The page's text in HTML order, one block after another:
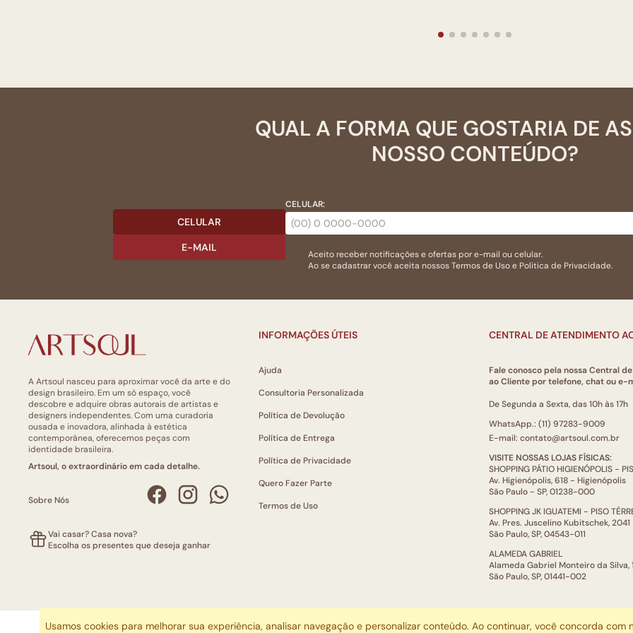
QUAL A FORMA QUE GOSTARIA DE
NOSSO CONTEÚDO?
CELULAR
E-MAIL
CELULAR:
Aceito receber notificações e ofertas por e-mail ou celular.
Ao se cadastrar você aceita nossosTermos de Usoe Politica de Privacidade.
A Artsoul nasceu para aproximar você da arte e do
design brasileiro. Em um só espaço, você
descobre e adquire obras autorais de artistas e
designers independentes. Com uma curadoria
ousada e inovadora, alinhada à estética
contemporânea, oferecemos peças com
identidade brasileira.
Artsoul, o extraordinário em cada detalhe.
Sobre Nós
Vai casar? Casa nova?
Escolha os presentes que deseja ganhar
INFORMAÇÕES ÚTEIS
Ajuda
Consultoria Personalizada
Política de Devolução
Política de Entrega
Política de Privacidade
Quero Fazer Parte
Termos de Uso
CENTRAL DE ATENDIMENTO
Fale conosco pela nossa Central
ao Cliente por telefone, chat ou e-
De Segunda a Sexta, das 10h às 17h
WhatsApp.: (11) 97283-9009
E-mail: contato@artsoul.com.br
VISITE NOSSAS LOJAS FÍSICAS:
SHOPPING PÁTIO HIGIENÓPOLIS -
Av. Higienópolis, 618 - Higienópolis
São Paulo - SP, 01238-000
SHOPPING JK IGUATEMI - PISO
Av. Pres. Juscelino Kubitschek, 2041
São Paulo, SP, 04543-011
ALAMEDA GABRIEL
Alameda Gabriel Monteiro da Silva,
São Paulo, SP, 01441-002
ARTSOUL COMUNICAÇÃO DIGITAL LTDA | CNPJ: 29.752.781/0001-52
Usamos cookies para melhorar sua experiência, analisar navegação e personalizar conteúdo. Ao continuar, você concorda com